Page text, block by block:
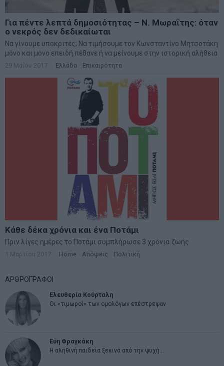
Για πέντε λεπτά δημοσιότητας – Ν. Μωραΐτης: όταν
ο νεκρός δεν δεδικαίωται
Να γίνουμε υποκριτές; Να τιμήσουμε τον Κωνσταντίνο Μητσοτάκη
μόνο και μόνο επειδή πέθανε ή να μείνουμε στην ιστορική αλήθεια
29 Μαΐου 2017 Ελλάδα Επικαιρότητα
Κάθε δέκα χρόνια και ένα Ποτάμι
Πριν λίγες ημέρες το Ποτάμι συμπλήρωσε 3 χρόνια ζωής
1 Μαρτίου 2017 Home Απόψεις Πολιτική
ΑΡΘΡΟΓΡΑΦΟΙ
Ελευθερία Κούρταλη
Οι «τιμωροί» των ομολόγων επέστρεψαν
Εύη Φραγκάκη
Η αληθινή παιδεία ξεκινά από την ψυχή…